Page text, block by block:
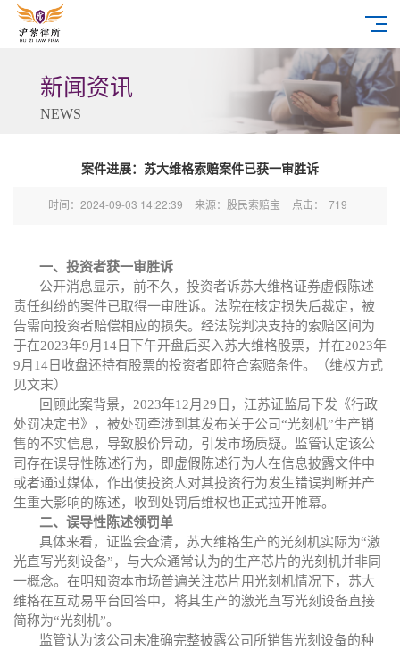
新闻资讯
NEWS
案件进展：苏大维格索赔案件已获一审胜诉
时间：2024-09-03 14:22:39 来源：股民索赔宝 点击： 719
一、投资者获一审胜诉
公开消息显示，前不久，投资者诉苏大维格证券虚假陈述
责任纠纷的案件已取得一审胜诉。法院在核定损失后裁定，被
告需向投资者赔偿相应的损失。经法院判决支持的索赔区间为
于在2023年9月14日下午开盘后买入苏大维格股票，并在2023年
9月14日收盘还持有股票的投资者即符合索赔条件。（维权方式
见文末）
回顾此案背景， 2023年12月29日，江苏证监局 下发 《行政
处罚决定书》
， 被处罚牵涉到其发布关于公司 “光刻机”生产销
售的不实信息，导致股价异动，引发市场质疑。 监管认定该公
司存在误导性陈述行为，即虚假陈述行为人在信息披露文件中
或者通过媒体，作出使投资人对其投资行为发生错误判断并产
生重大影响的陈述，收到处罚后维权也正式拉开帷幕。
二、误导性陈述领罚单
具体来看，证监会查清，苏大维格生产的光刻机实际为“激
光直写光刻设备”，与大众通常认为的生产芯片的光刻机并非同
一概念。在明知资本市场普遍关注芯片用光刻机情况下，苏大
维格在互动易平台回答中，将其生产的激光直写光刻设备直接
简称为“光刻机”。
监管认为该公司 未准确完整披露公司所销售光刻设备的种